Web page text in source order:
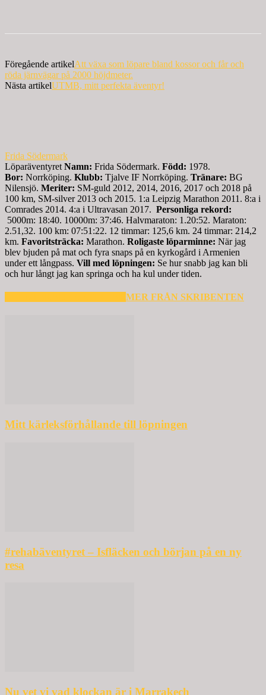
Föregående artikelAtt växa som löpare bland kossor och får och
röda järnvägar på 2000 höjdmeter.
Nästa artikelUTMB, mitt perfekta äventyr!
Frida Södermark
Löparäventyret Namn: Frida Södermark. Född: 1978.
Bor: Norrköping. Klubb: Tjalve IF Norrköping. Tränare: BG
Nilensjö. Meriter: SM-guld 2012, 2014, 2016, 2017 och 2018 på
100 km, SM-silver 2013 och 2015. 1:a Leipzig Marathon 2011. 8:a i
Comrades 2014. 4:a i Ultravasan 2017. Personliga rekord:
5000m: 18:40. 10000m: 37:46. Halvmaraton: 1.20:52. Maraton:
2.51,32. 100 km: 07:51:22. 12 timmar: 125,6 km. 24 timmar: 214,2
km. Favoritsträcka: Marathon. Roligaste löparminne: När jag
blev bjuden på mat och fyra snaps på en kyrkogård i Armenien
under ett långpass. Vill med löpningen: Se hur snabb jag kan bli
och hur långt jag kan springa och ha kul under tiden.
MER FRÅN SKRIBENTEN
Mitt kärleksförhållande till löpningen
#rehabäventyret – Isfläcken och början på en ny
resa
Nu vet vi vad klockan är i Marrakech